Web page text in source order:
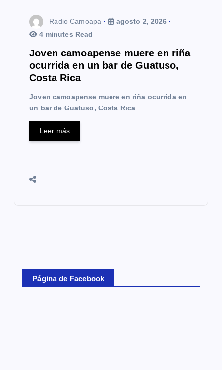
Radio Camoapa
agosto 2, 2026
4 minutes Read
Joven camoapense muere en riña
ocurrida en un bar de Guatuso,
Costa Rica
Joven camoapense muere en riña ocurrida en
un bar de Guatuso, Costa Rica
Leer más
Página de Facebook